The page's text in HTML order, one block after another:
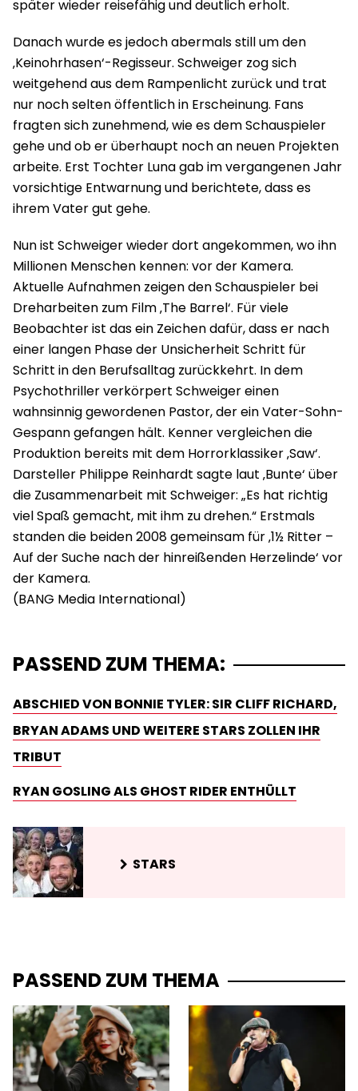
später wieder reisefähig und deutlich erholt.
Danach wurde es jedoch abermals still um den
‚Keinohrhasen‘-Regisseur. Schweiger zog sich
weitgehend aus dem Rampenlicht zurück und trat
nur noch selten öffentlich in Erscheinung. Fans
fragten sich zunehmend, wie es dem Schauspieler
gehe und ob er überhaupt noch an neuen Projekten
arbeite. Erst Tochter Luna gab im vergangenen Jahr
vorsichtige Entwarnung und berichtete, dass es
ihrem Vater gut gehe.
Nun ist Schweiger wieder dort angekommen, wo ihn
Millionen Menschen kennen: vor der Kamera.
Aktuelle Aufnahmen zeigen den Schauspieler bei
Dreharbeiten zum Film ‚The Barrel‘. Für viele
Beobachter ist das ein Zeichen dafür, dass er nach
einer langen Phase der Unsicherheit Schritt für
Schritt in den Berufsalltag zurückkehrt. In dem
Psychothriller verkörpert Schweiger einen
wahnsinnig gewordenen Pastor, der ein Vater-Sohn-
Gespann gefangen hält. Kenner vergleichen die
Produktion bereits mit dem Horrorklassiker ‚Saw‘.
Darsteller Philippe Reinhardt sagte laut ‚Bunte‘ über
die Zusammenarbeit mit Schweiger: „Es hat richtig
viel Spaß gemacht, mit ihm zu drehen.“ Erstmals
standen die beiden 2008 gemeinsam für ‚1½ Ritter –
Auf der Suche nach der hinreißenden Herzelinde‘ vor
der Kamera.
PASSEND ZUM THEMA:
ABSCHIED VON BONNIE TYLER: SIR CLIFF RICHARD,
BRYAN ADAMS UND WEITERE STARS ZOLLEN IHR
TRIBUT
RYAN GOSLING ALS GHOST RIDER ENTHÜLLT
STARS
PASSEND ZUM THEMA